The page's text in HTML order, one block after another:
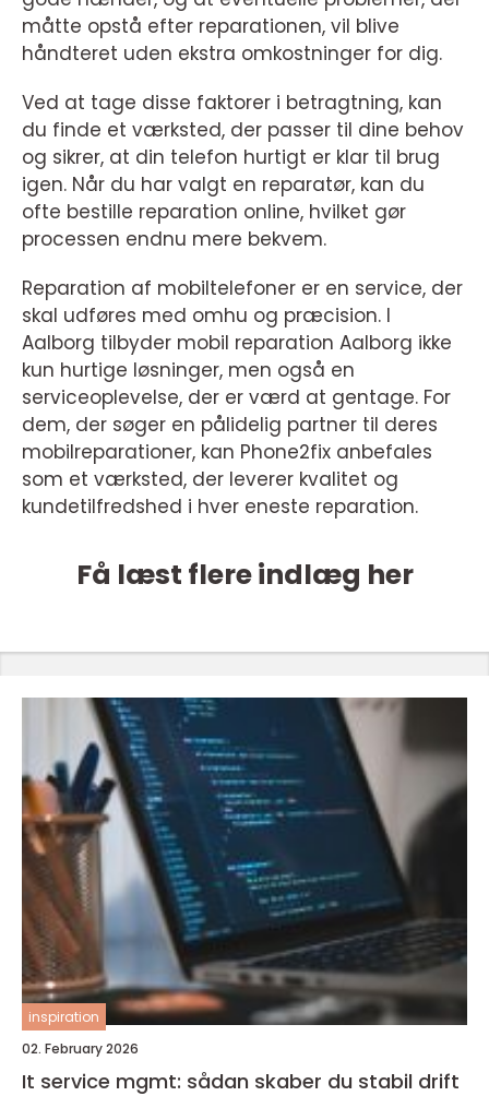
måtte opstå efter reparationen, vil blive
håndteret uden ekstra omkostninger for dig.
Ved at tage disse faktorer i betragtning, kan
du finde et værksted, der passer til dine behov
og sikrer, at din telefon hurtigt er klar til brug
igen. Når du har valgt en reparatør, kan du
ofte bestille reparation online, hvilket gør
processen endnu mere bekvem.
Reparation af mobiltelefoner er en service, der
skal udføres med omhu og præcision. I
Aalborg tilbyder mobil reparation Aalborg ikke
kun hurtige løsninger, men også en
serviceoplevelse, der er værd at gentage. For
dem, der søger en pålidelig partner til deres
mobilreparationer, kan Phone2fix anbefales
som et værksted, der leverer kvalitet og
kundetilfredshed i hver eneste reparation.
Få læst flere indlæg her
inspiration
02. February 2026
It service mgmt: sådan skaber du stabil drift